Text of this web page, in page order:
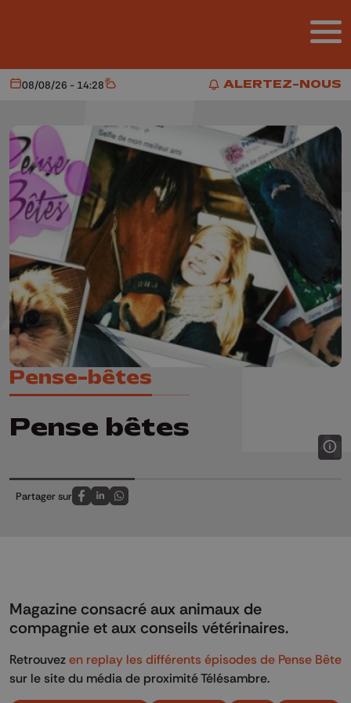
ALERTEZ-NOUS
ALERTEZ-NOUS
Aujourd'hui
08/08/26 - 14:28 Météo
Pense-bêtes
Pense bêtes
Partager sur
Partagez sur FaceBook
Partagez sur LinkedIn
Partagez sur Whatsapp
Magazine consacré aux animaux de
compagnie et aux conseils vétérinaires.
Retrouvez en replay les différents épisodes de Pense Bête
sur le site du média de proximité Télésambre.